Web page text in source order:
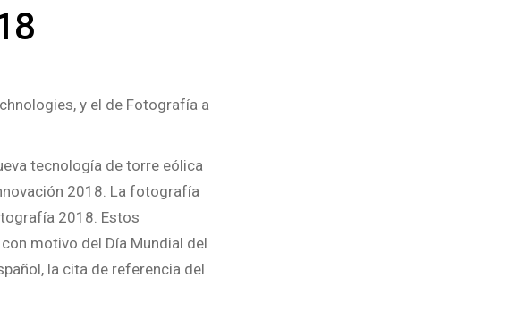
y el de Fotografía a
tecnología de torre eólica
2018. La fotografía
2018. Estos
motivo del Día Mundial del
la cita de referencia del